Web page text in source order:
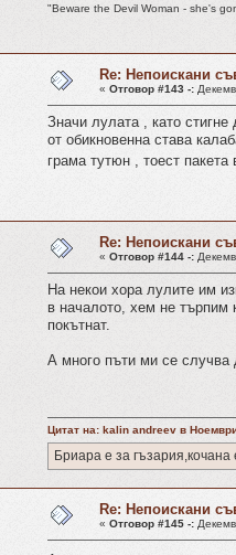
"Beware the Devil Woman - she's
Re: Непоискани
« Отговор #143 -:
Значи лулата , като
от обикновенна става
грама тутюн , тоест
Re: Непоискани
« Отговор #144 -:
На некои хора лулите им
в началото, хем не търпим
покътнат.
А много пъти ми се случва
Цитат на: kalin andreev в
Бриара е за гъзария,кочана
Re: Непоискани
« Отговор #145 -: